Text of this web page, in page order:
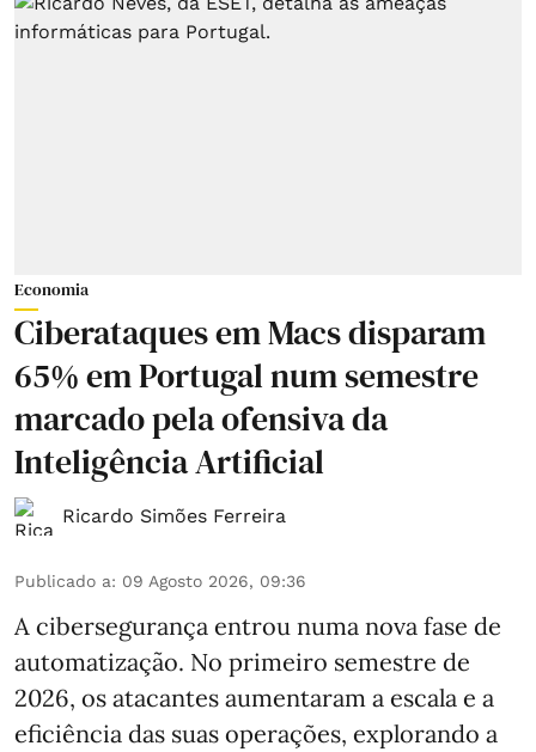
Economia
Ciberataques em Macs disparam
65% em Portugal num semestre
marcado pela ofensiva da
Inteligência Artificial
Ricardo Simões Ferreira
Publicado a: 09 Agosto 2026, 09:36
A cibersegurança entrou numa nova fase de
automatização. No primeiro semestre de
2026, os atacantes aumentaram a escala e a
eficiência das suas operações, explorando a